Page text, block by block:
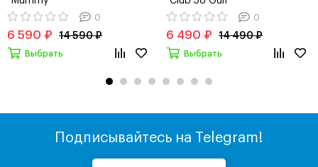
0
6 590 ₽ 14 590 ₽
Выбрать
0
6 490 ₽ 14 490 ₽
Выбрать
Подписывайтесь на Telegram!